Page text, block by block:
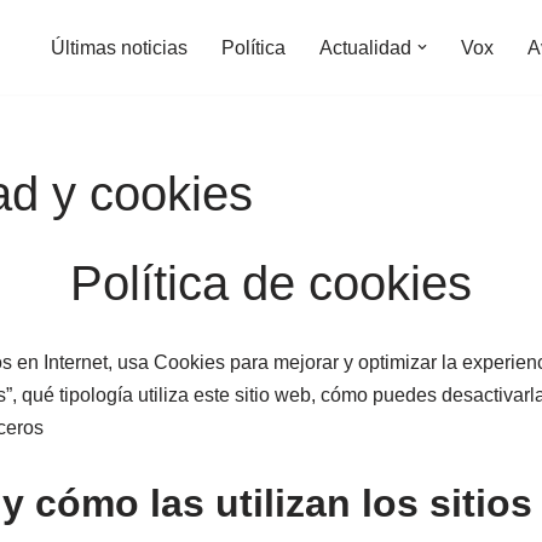
Últimas noticias Política Actualidad Vox
y cookies
Política de cookies
en Internet, usa Cookies para mejorar y optimizar la
qué tipología utiliza este sitio web, cómo puedes
cómo las utilizan los sitios